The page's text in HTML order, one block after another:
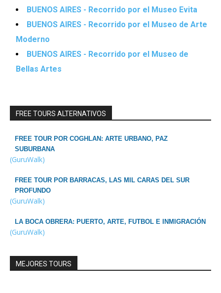
BUENOS AIRES - Recorrido por el Museo Evita
BUENOS AIRES - Recorrido por el Museo de Arte
Moderno
BUENOS AIRES - Recorrido por el Museo de
Bellas Artes
FREE TOURS ALTERNATIVOS
FREE TOUR POR COGHLAN: ARTE URBANO, PAZ
SUBURBANA
(GuruWalk)
FREE TOUR POR BARRACAS, LAS MIL CARAS DEL SUR
PROFUNDO
(GuruWalk)
LA BOCA OBRERA: PUERTO, ARTE, FUTBOL E INMIGRACIÓN
(GuruWalk)
MEJORES TOURS